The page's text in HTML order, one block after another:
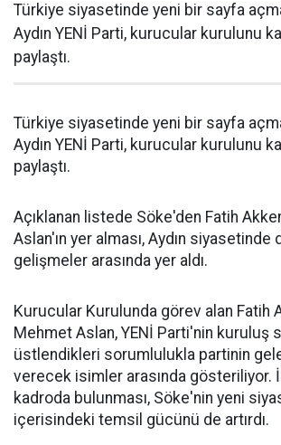
Türkiye siyasetinde yeni bir sayfa
Aydın YENİ Parti, kurucular kurulunu
paylaştı.
Türkiye siyasetinde yeni bir sayfa
Aydın YENİ Parti, kurucular kurulunu
paylaştı.
Açıklanan listede Söke'den Fatih
Aslan'ın yer alması, Aydın
gelişmeler arasında yer aldı.
Kurucular Kurulunda görev alan Fatih
Mehmet Aslan, YENİ Parti'nin kuruluş
üstlendikleri sorumlulukla partinin
verecek isimler arasında gösteriliyor.
kadroda bulunması, Söke'nin yeni
içerisindeki temsil gücünü de artırdı.